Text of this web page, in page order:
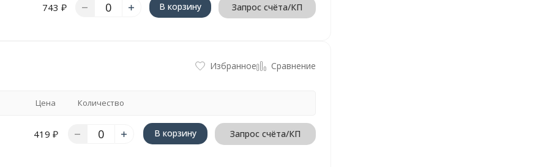
743 ₽ В корзину Запрос счёта/КП
Избранное Сравнение
Цена Количество
419 ₽ В корзину Запрос счёта/КП